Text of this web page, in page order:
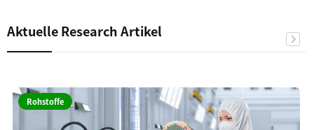
Aktuelle Research Artikel
Rohstoffe